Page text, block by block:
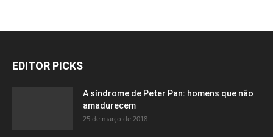
EDITOR PICKS
A síndrome de Peter Pan: homens que não
amadurecem
25 de março de 2018